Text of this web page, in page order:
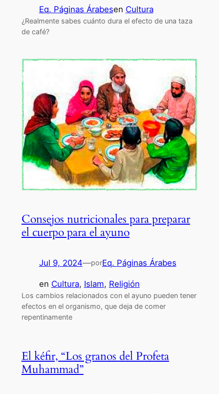
Eq. Páginas Árabesen Cultura
¿Realmente sabes cuánto dura el efecto de una taza
de café?
Consejos nutricionales para preparar
el cuerpo para el ayuno
Jul 9, 2024—porEq. Páginas Árabes
en Cultura, Islam, Religión
Los cambios relacionados con el ayuno pueden tener
efectos en el organismo, que deja de comer
repentinamente
El kéfir, “Los granos del Profeta
Muhammad”